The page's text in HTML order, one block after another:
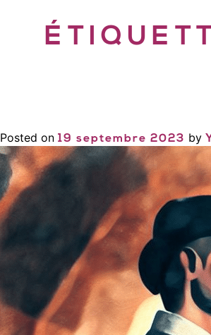
Posted on 19 septembre 2023 by